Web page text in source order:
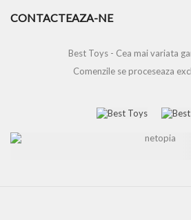
CONTACTEAZA-NE
Best Toys - Cea mai variata
Comenzile se proceseaza